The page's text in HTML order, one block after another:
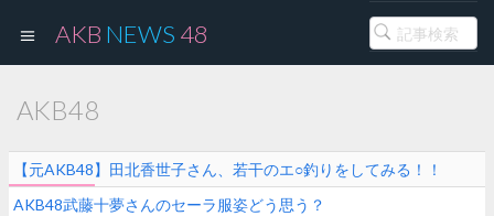
AKB NEWS 48
AKB48
【元AKB48】田北香世子さん、若干のエ○釣りをしてみる！！
AKB48武藤十夢さんのセーラ服姿どう思う？